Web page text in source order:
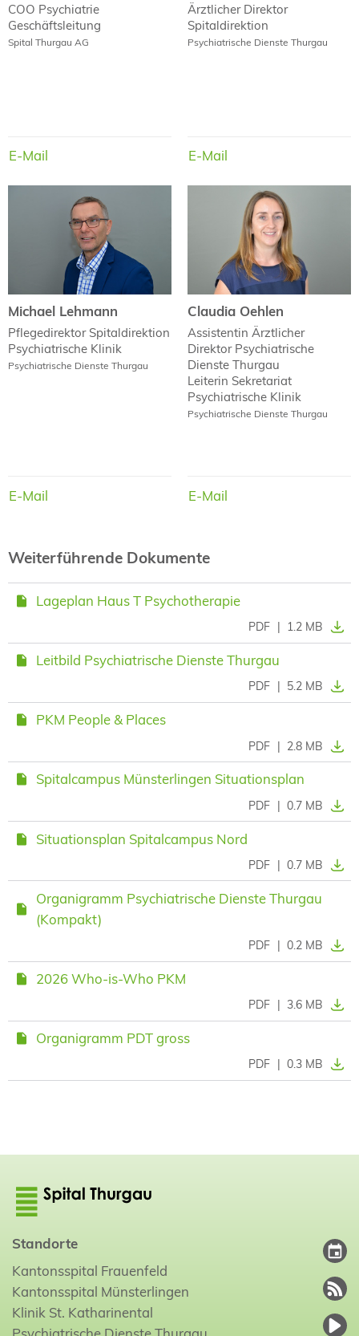
COO Psychiatrie
Geschäftsleitung
Spital Thurgau AG
E-Mail
E-Mail
Ärztlicher Direktor
Spitaldirektion
Psychiatrische Dienste Thurgau
E-Mail
E-Mail
Michael Lehmann
Pflegedirektor Spitaldirektion
Psychiatrische Klinik
Psychiatrische Dienste Thurgau
E-Mail
Michael Lehmann
E-Mail
Claudia Oehlen
Assistentin Ärztlicher
Direktor Psychiatrische
Dienste Thurgau
Leiterin Sekretariat
Psychiatrische Klinik
Psychiatrische Dienste Thurgau
E-Mail
Claudia Oehlen
E-Mail
Weiterführende Dokumente
Lageplan Haus T Psychotherapie
PDF | 1.2 MB
Leitbild Psychiatrische Dienste Thurgau
PDF | 5.2 MB
PKM People & Places
PDF | 2.8 MB
Spitalcampus Münsterlingen Situationsplan
PDF | 0.7 MB
Situationsplan Spitalcampus Nord
PDF | 0.7 MB
Organigramm Psychiatrische Dienste Thurgau
(Kompakt)
PDF | 0.2 MB
2026 Who-is-Who PKM
PDF | 3.6 MB
Organigramm PDT gross
PDF 0.3 MB
Standorte
Kantonsspital Frauenfeld
Kantonsspital Münsterlingen
Klinik St. Katharinental